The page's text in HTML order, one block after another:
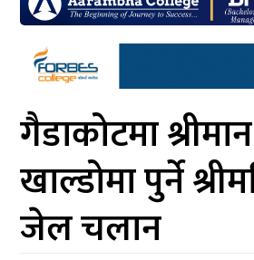
सेरोफेरो
समाचार
आर्थिक
मनोरञ्जन
खेलकुद
गैडाकोटमा
खाल्डोमा पुर्ने
जेल चलान